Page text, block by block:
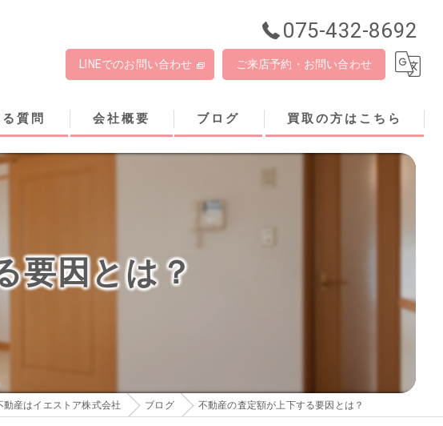
075-432-8692
LINEでのお問い合わせ ご来店予約・お問い合わせ
質問 会社概要 ブログ 買取の方はこちら
要因とは？
動産はイエストア株式会社 ブログ 不動産の査定額が上下する要因とは？